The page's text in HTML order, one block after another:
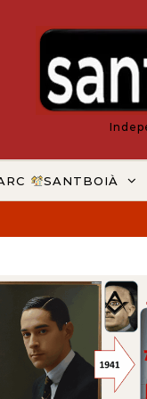
SANTBOIÀ